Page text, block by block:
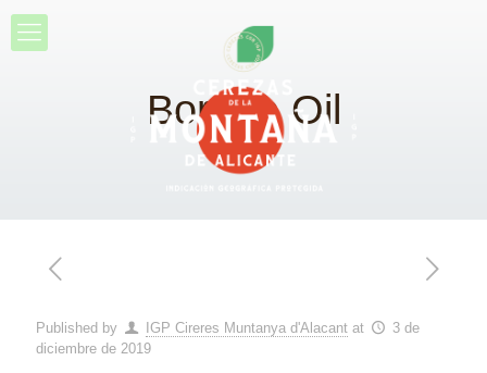
Borage Oil
Published by IGP Cireres Muntanya d'Alacant at
3 de
diciembre de 2019